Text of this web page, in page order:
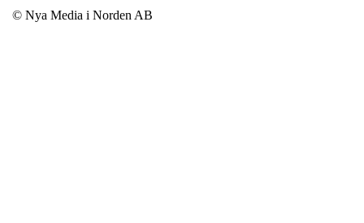
© Nya Media i Norden AB